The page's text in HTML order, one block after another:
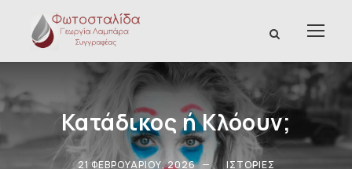
Κατάδικος ή Κλόουν;
21 ΦΕΒΡΟΥΑΡΊΟΥ, 2026 ΙΣΤΟΡΊΕΣ